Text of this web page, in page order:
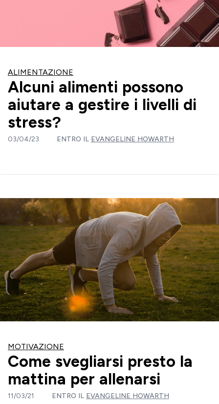
ALIMENTAZIONE
Alcuni alimenti possono
aiutare a gestire i livelli di
stress?
03/04/23 ENTRO IL EVANGELINE HOWARTH
MOTIVAZIONE
Come svegliarsi presto la
mattina per allenarsi
11/03/21 ENTRO IL EVANGELINE HOWARTH